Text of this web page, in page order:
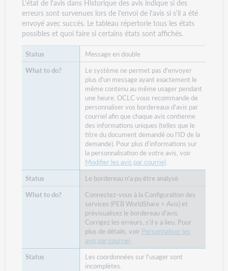
L'état de l'avis dans Historique des avis indique si des
erreurs sont survenues lors de l'envoi de l'avis si s'il a été
envoyé avec succès. Le tableau répertorie tous les états
possibles et quoi faire si certains états sont affichés.
Message en double
Le système ne permet pas d'envoyer
plus d'un message ayant exactement le
même contenu au même usager pendant
une heure. OCLC vous recommande de
personnaliser vos bordereaux d'avis par
courriel afin que chaque avis contienne
des informations uniques (telles que le
titre du document demandé ou l'ID de la
demande). Pour plus d'informations sur
la personnalisation de votre avis, voir
Modifier les avis par courriel.
Le bordereau n'a pu être analysé.
Connectez-vous à la Configuration des
services (PEB WorldShare > Avis) et
prévisualisez le bordereau d'avis.
Corrigez les erreurs, s'il y a lieu. Pour
plus de détails, voir Personnaliser les
avis par courriel.
Les coordonnées sur l'usager sont
incomplètes.